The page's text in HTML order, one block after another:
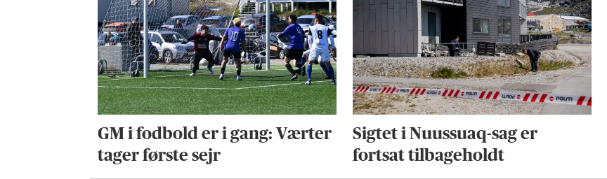
GM i fodbold er i gang: Værter
tager første sejr
Sigtet i Nuussuaq-sag er
fortsat tilbageholdt